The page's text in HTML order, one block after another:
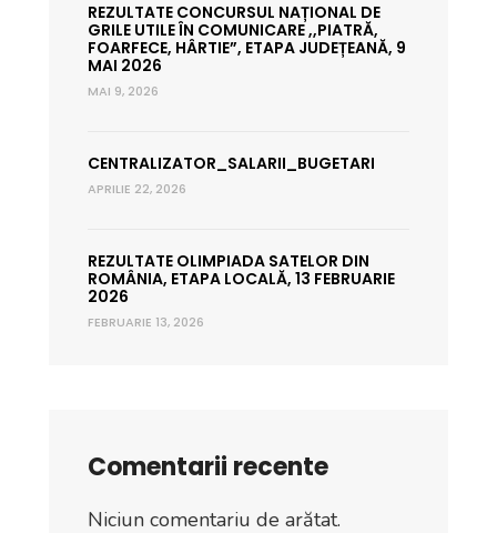
REZULTATE CONCURSUL NAȚIONAL DE
GRILE UTILE ÎN COMUNICARE ,,PIATRĂ,
FOARFECE, HÂRTIE”, ETAPA JUDEȚEANĂ, 9
MAI 2026
MAI 9, 2026
CENTRALIZATOR_SALARII_BUGETARI
APRILIE 22, 2026
REZULTATE OLIMPIADA SATELOR DIN
ROMÂNIA, ETAPA LOCALĂ, 13 FEBRUARIE
2026
FEBRUARIE 13, 2026
Comentarii recente
Niciun comentariu de arătat.